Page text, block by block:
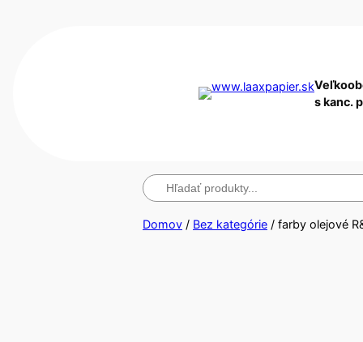
s kanc.
Hľadanie
Domov / Bez kategórie / farby olejové